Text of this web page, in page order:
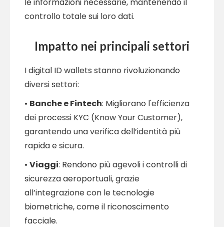
controllo totale sui loro dati.
Impatto nei principali settori
I digital ID wallets stanno rivoluzionando
diversi settori:
• Banche e Fintech: Migliorano l'efficienza
dei processi KYC (Know Your Customer),
garantendo una verifica dell’identità più
rapida e sicura.
•Viaggi: Rendono più agevoli i controlli di
sicurezza aeroportuali, grazie
all’integrazione con le tecnologie
biometriche, come il riconoscimento
facciale.